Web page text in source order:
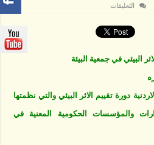
التعليقات
بدورة
التقييم
مغلقة
البيئي في جمعية البيئة
دورة تقييم الاثر البيئي والتي نظمتها
والمؤسسات الحكومية المعنية في